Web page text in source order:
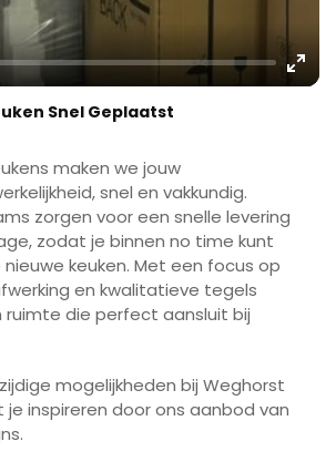
Snel Geplaatst
maken we jouw
snel en vakkundig.
zorgen voor een snelle levering
zodat je binnen no time kunt
keuken. Met een focus op
en kwalitatieve tegels
ruimte die perfect aansluit bij
mogelijkheden bij Weghorst
je inspireren door ons aanbod van